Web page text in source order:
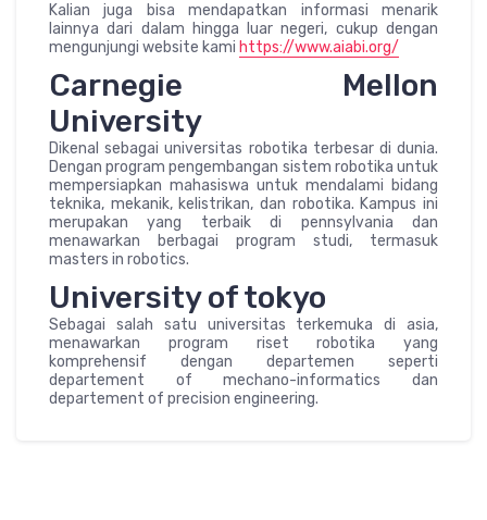
Kalian juga bisa mendapatkan informasi menarik
lainnya dari dalam hingga luar negeri, cukup dengan
mengunjungi website kami https://www.aiabi.org/
Carnegie Mellon
University
Dikenal sebagai universitas robotika terbesar di dunia.
Dengan program pengembangan sistem robotika untuk
mempersiapkan mahasiswa untuk mendalami bidang
teknika, mekanik, kelistrikan, dan robotika. Kampus ini
merupakan yang terbaik di pennsylvania dan
menawarkan berbagai program studi, termasuk
masters in robotics.
University of tokyo
Sebagai salah satu universitas terkemuka di asia,
menawarkan program riset robotika yang
komprehensif dengan departemen seperti
departement of mechano-informatics dan
departement of precision engineering.